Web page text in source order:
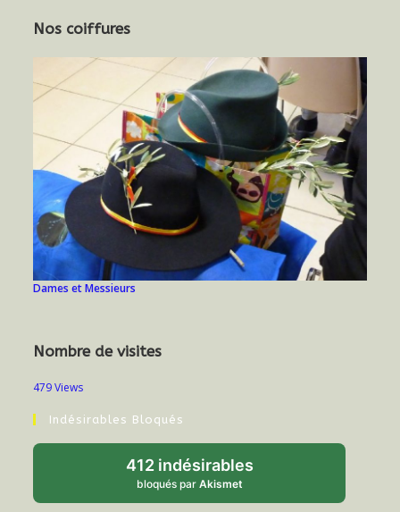
Nos coiffures
Dames et Messieurs
Nombre de visites
479 Views
Indésirables Bloqués
412 indésirables
bloqués par Akismet